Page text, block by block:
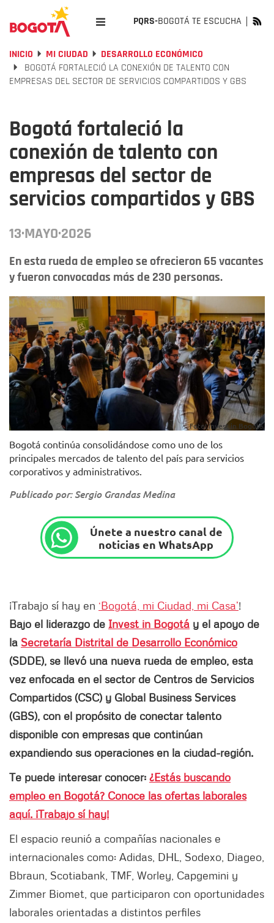
PQRS-BOGOTÁ TE ESCUCHA
INICIO MI CIUDAD
DESARROLLO ECONÓMICO
BOGOTÁ FORTALECIÓ LA CONEXIÓN DE TALENTO CON
EMPRESAS DEL SECTOR DE SERVICIOS COMPARTIDOS Y GBS
Bogotá fortaleció la
conexión de talento con
empresas del sector de
servicios compartidos y GBS
13·MAYO·2026
En esta rueda de empleo se ofrecieron 65 vacantes
y fueron convocadas más de 230 personas.
Foto: Invest in Bogotá.
Bogotá continúa consolidándose como uno de los
principales mercados de talento del país para servicios
corporativos y administrativos.
Publicado por: Sergio Grandas Medina
Únete a nuestro canal de
noticias en WhatsApp
¡Trabajo sí hay en ‘Bogotá, mi Ciudad, mi Casa’!
Bajo el liderazgo de Invest in Bogotá y el apoyo de
la Secretaría Distrital de Desarrollo Económico
(SDDE), se llevó una nueva rueda de empleo, esta
vez enfocada en el sector de Centros de Servicios
Compartidos (CSC) y Global Business Services
(GBS), con el propósito de conectar talento
disponible con empresas que continúan
expandiendo sus operaciones en la ciudad-región.
Te puede interesar conocer: ¿Estás buscando
empleo en Bogotá? Conoce las ofertas laborales
aquí. ¡Trabajo sí hay!
El espacio reunió a compañías nacionales e
internacionales como: Adidas, DHL, Sodexo, Diageo,
Bbraun, Scotiabank, TMF, Worley, Capgemini y
Zimmer Biomet, que participaron con oportunidades
laborales orientadas a distintos perfiles